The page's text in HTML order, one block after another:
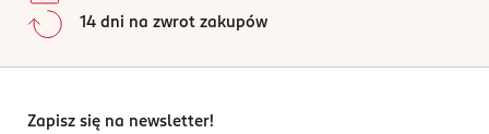
14 dni na zwrot zakupów
Zapisz się na newsletter!